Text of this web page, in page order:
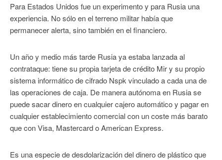
Para Estados Unidos fue un experimento y para Rusia una
experiencia. No sólo en el terreno militar había que
permanecer alerta, sino también en el financiero.
Un año y medio más tarde Rusia ya estaba lanzada al
contrataque: tiene su propia tarjeta de crédito Mir y su propio
sistema informático de cifrado Nspk vinculado a cada una de
las operaciones de caja. De manera autónoma en Rusia se
puede sacar dinero en cualquier cajero automático y pagar en
cualquier establecimiento comercial con un coste más barato
que con Visa, Mastercard o American Express.
Es una especie de desdolarización del dinero de plástico que